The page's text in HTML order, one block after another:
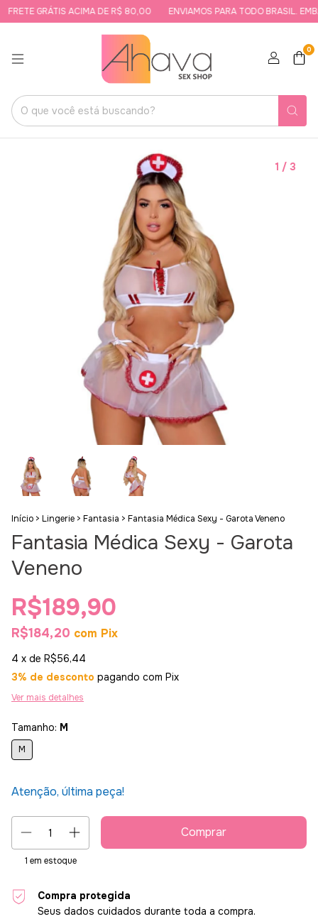
GRÁTIS ACIMA DE R$ 80,00 ENVIAMOS PARA TODO BRASIL.
0
1 / 3
Início > Lingerie > Fantasia > Fantasia Médica Sexy - Garota Veneno
Fantasia Médica Sexy - Garota
Veneno
R$189,90
R$184,20 com Pix
4 x de R$56,44
3% de desconto pagando com Pix
Ver mais detalhes
Tamanho: M
M
Atenção, última peça!
1 em estoque
Compra protegida
Seus dados cuidados durante toda a compra.